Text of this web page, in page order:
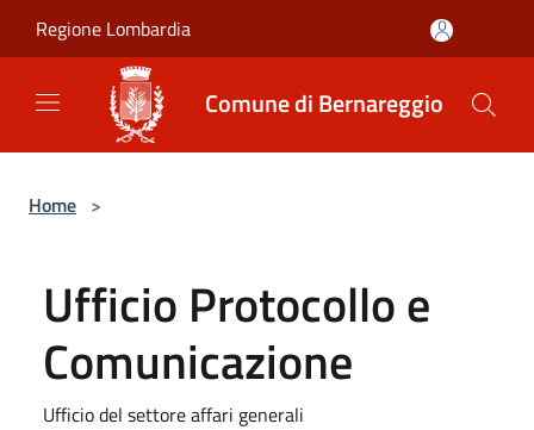
Regione Lombardia
Comune di Bernareggio
Home >
Ufficio Protocollo e
Comunicazione
Ufficio del settore affari generali